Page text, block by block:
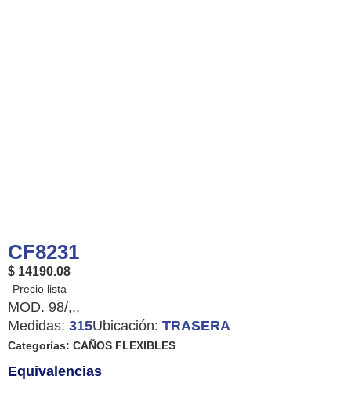
CF8231
$ 14190.08
MOD. 98/,,,
Medidas: 315Ubicación: TRASERA
Categorías: CAÑOS FLEXIBLES
Equivalencias